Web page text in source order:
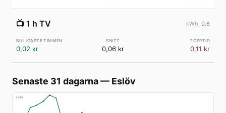
📺 1 h TV 0.6
0,02 kr 0,06 kr 0,11 kr
Senaste 31 dagarna— Eslöv
€148